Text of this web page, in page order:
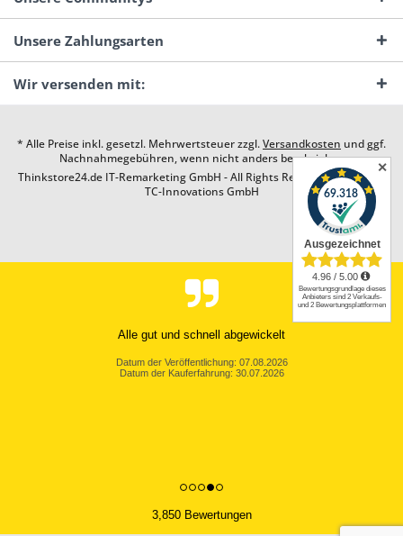
Unsere Zahlungsarten
Wir versenden mit:
* Alle Preise inkl. gesetzl. Mehrwertsteuer zzgl.Versandkosten und ggf.
Nachnahmegebühren, wenn nicht anders beschrieben
Thinkstore24.de IT-Remarketing GmbH - All Rights Reserved. Design by
TC-Innovations GmbH
Alle gut und schnell abgewickelt
Datum der Veröffentlichung: 07.08.2026
Datum der Kauferfahrung: 30.07.2026
3,850 Bewertungen
✕